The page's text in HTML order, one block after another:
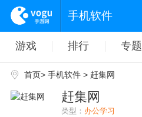
手机软件
游戏 排行 专题
首页> 手机软件> 赶集网
赶集网
类型： 办公学习